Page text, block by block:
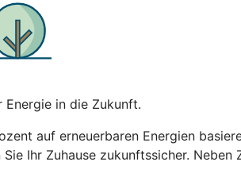
in die Zukunft.
auf erneuerbaren Energien
Ihr Zuhause zukunftssicher.